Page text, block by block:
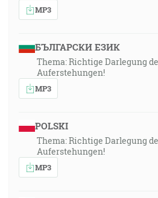
MP3
БЪЛГАРСКИ ЕЗИК
Thema: Richtige Darlegung
Auferstehungen!
MP3
POLSKI
Thema: Richtige Darlegung
Auferstehungen!
MP3